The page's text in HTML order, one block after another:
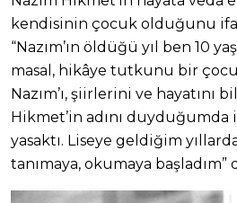
kendisinin çocuk olduğunu
“Nazım’ın öldüğü yıl ben 10
masal, hikâye tutkunu bir
Nazım’ı, şiirlerini ve hayatını
Hikmet’in adını
yasaktı. Liseye geldiğim
tanımaya, okumaya başladım”